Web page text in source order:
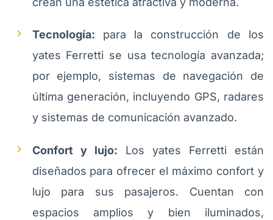
Tecnología: para la construcción de los
yates Ferretti se usa tecnología avanzada;
por ejemplo, sistemas de navegación de
última generación, incluyendo GPS, radares
y sistemas de comunicación avanzado.
Confort y lujo: Los yates Ferretti están
diseñados para ofrecer el máximo confort y
lujo para sus pasajeros. Cuentan con
espacios amplios y bien iluminados,